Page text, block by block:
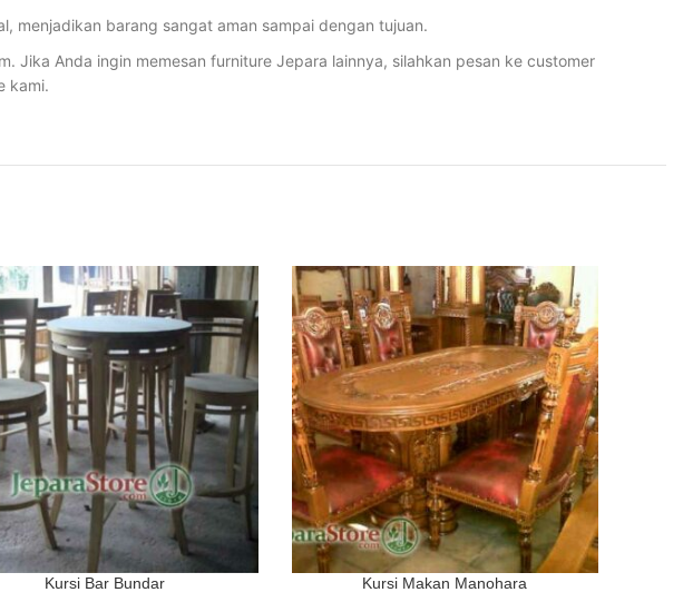
menjadikan barang sangat aman sampai dengan tujuan.
Jika Anda ingin memesan furniture Jepara lainnya, silahkan pesan ke customer
kami.
Kursi Bar Bundar Kursi Makan Manohara